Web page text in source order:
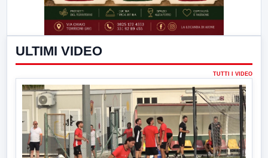
ULTIMI VIDEO
TUTTI I VIDEO